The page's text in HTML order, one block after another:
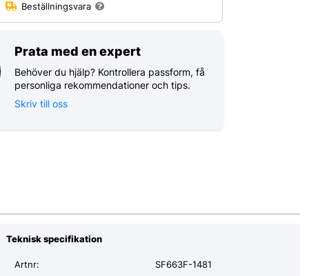
Beställningsvara
Prata med en expert
Behöver du hjälp? Kontrollera passform, få
personliga rekommendationer och tips.
Skriv till oss
Teknisk specifikation
Artnr: SF663F-1481